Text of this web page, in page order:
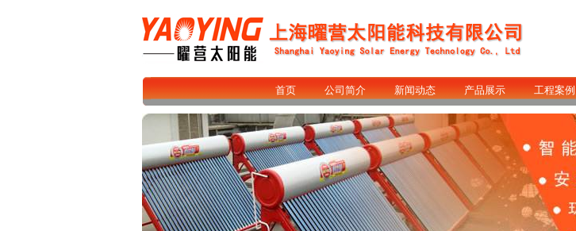
首页 公司简介 新闻动态 产品展示 工程案例